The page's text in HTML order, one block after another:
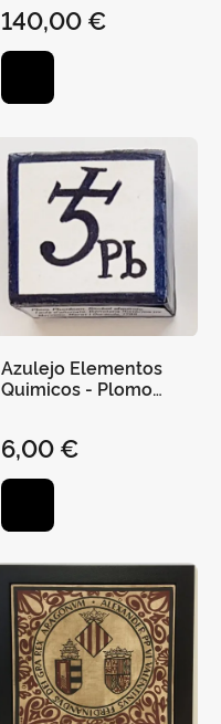
140,00 €
Azulejo Elementos
Quimicos - Plomo
6,00 €